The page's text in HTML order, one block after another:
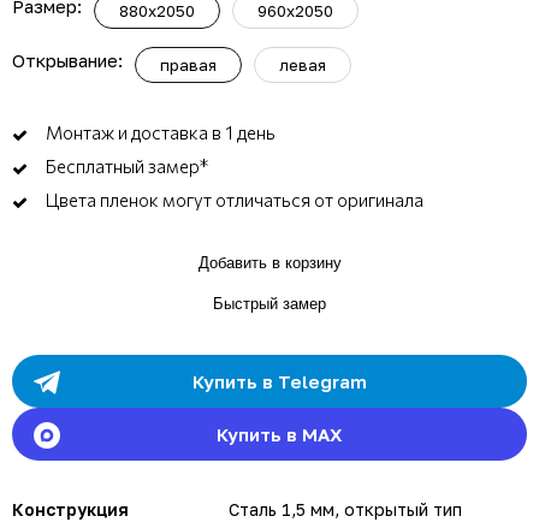
Размер: 880x2050 960x2050
Открывание: правая левая
Монтаж и доставка в 1 день
Бесплатный замер*
Цвета пленок могут отличаться от оригинала
Добавить в корзину
Быстрый замер
Купить в Telegram
Купить в MAX
Конструкция
Сталь 1,5 мм, открытый тип